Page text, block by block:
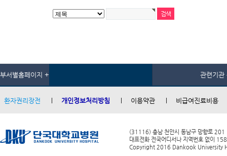
부서별홈페이지 + 관련기관
환자권리장전 개인정보처리방침 이용약관 비급여진료비용
(31116) 충남 천안시 동남구 망향로 201
대표전화 전국어디서나 지역번호 없이
Copyright 2016 Dankook University